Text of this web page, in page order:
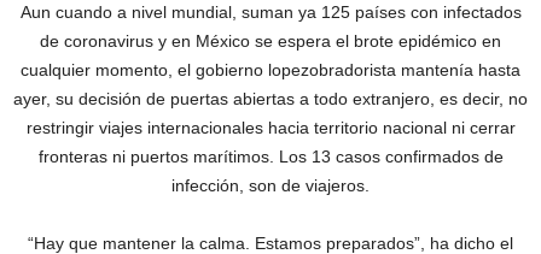
Aun cuando a nivel mundial, suman ya 125 países con infectados
de coronavirus y en México se espera el brote epidémico en
cualquier momento, el gobierno lopezobradorista mantenía hasta
ayer, su decisión de puertas abiertas a todo extranjero, es decir, no
restringir viajes internacionales hacia territorio nacional ni cerrar
fronteras ni puertos marítimos. Los 13 casos confirmados de
infección, son de viajeros.
“Hay que mantener la calma. Estamos preparados”, ha dicho el